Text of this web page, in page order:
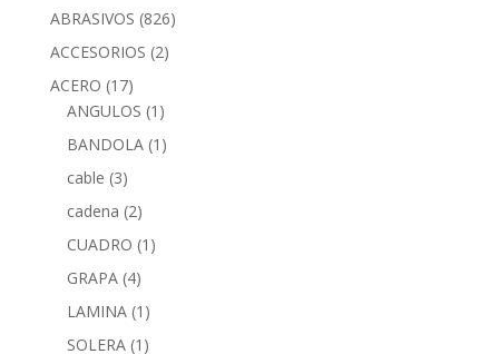
ABRASIVOS (826)
ACCESORIOS (2)
ACERO (17)
ANGULOS (1)
BANDOLA (1)
cable (3)
cadena (2)
CUADRO (1)
GRAPA (4)
LAMINA (1)
SOLERA (1)